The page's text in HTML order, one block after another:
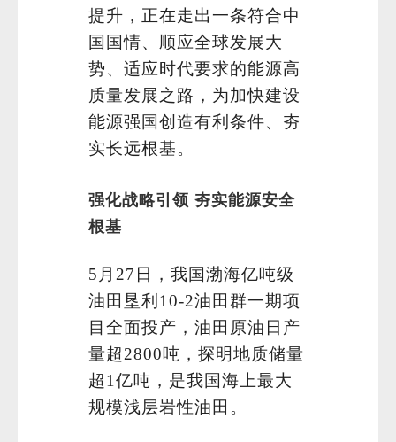
提升，正在走出一条符合中
国国情、顺应全球发展大
势、适应时代要求的能源高
质量发展之路，为加快建设
能源强国创造有利条件、夯
实长远根基。
强化战略引领 夯实能源安全
根基
5月27日，我国渤海亿吨级
油田垦利10-2油田群一期项
目全面投产，油田原油日产
量超2800吨，探明地质储量
超1亿吨，是我国海上最大
规模浅层岩性油田。